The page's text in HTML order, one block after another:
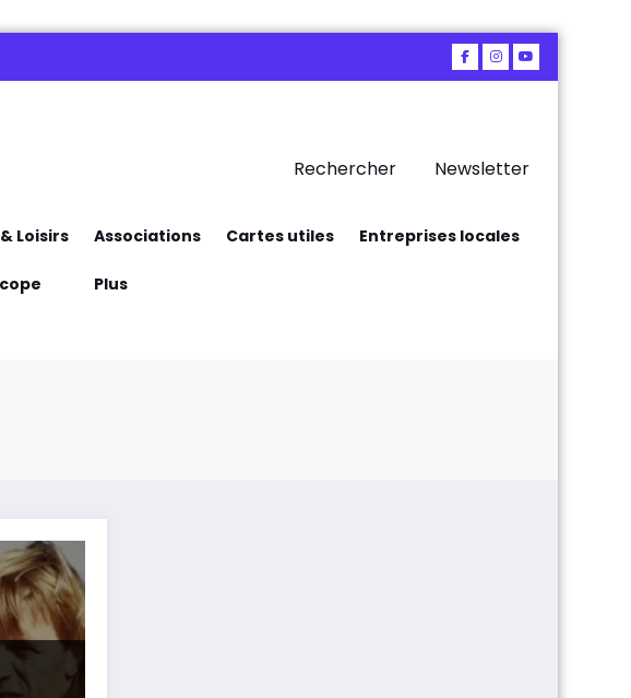
Rechercher Newsletter
Loisirs Associations Cartes utiles Entreprises locales
Plus